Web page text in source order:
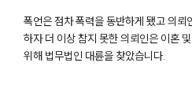
폭언은 점차 폭력을 동반하게 됐고 의뢰
하자 더 이상 참지 못한 의뢰인은 이혼
위해 법무법인 대륜을 찾았습니다.